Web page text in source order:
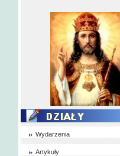
Wydarzenia
Artykuły